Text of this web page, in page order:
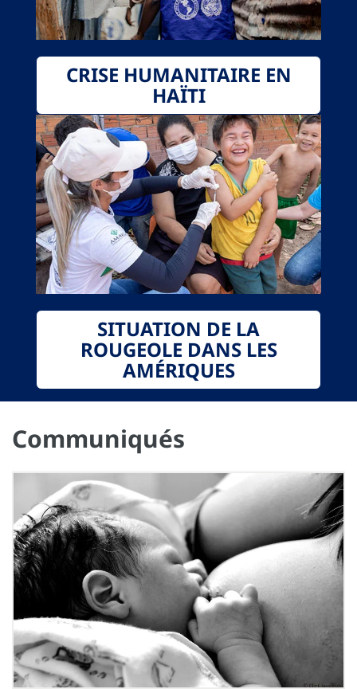
CRISE HUMANITAIRE EN
HAÏTI
SITUATION DE LA
ROUGEOLE DANS LES
AMÉRIQUES
Communiqués